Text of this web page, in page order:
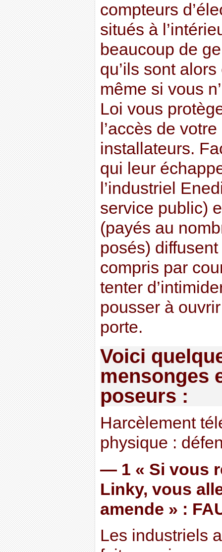
compteurs
situés à
beaucoup de
qu’ils sont
même si vous
Loi vous
l’accès de
installateurs.
qui leur
l’industriel
service public)
(payés au
posés)
compris par
tenter
pousser à
porte.
Voici
mensonges
poseurs :
Harcèlement
physique :
— 1 « Si vous
Linky, vous
amende » :
Les industriels